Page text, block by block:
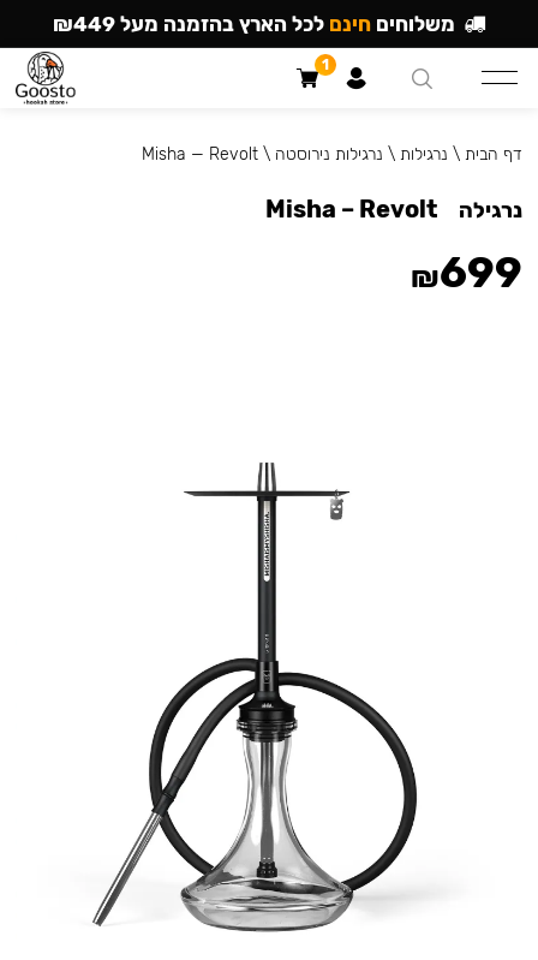
דף הבית \ נרגילות \ נרגילות נירוסטה \
Misha — Revolt
נרגילה Misha – Revolt
₪699
משלוחים חינם לכל הארץ בהזמנה מעל ₪449
1